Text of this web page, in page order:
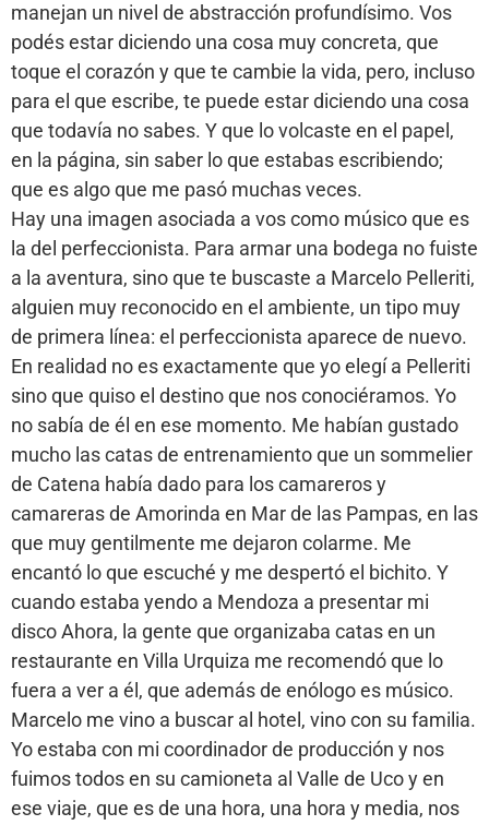
manejan un nivel de abstracción profundísimo. Vos
podés estar diciendo una cosa muy concreta, que
toque el corazón y que te cambie la vida, pero, incluso
para el que escribe, te puede estar diciendo una cosa
que todavía no sabes. Y que lo volcaste en el papel,
en la página, sin saber lo que estabas escribiendo;
que es algo que me pasó muchas veces.
Hay una imagen asociada a vos como músico que es
la del perfeccionista. Para armar una bodega no fuiste
a la aventura, sino que te buscaste a Marcelo Pelleriti,
alguien muy reconocido en el ambiente, un tipo muy
de primera línea: el perfeccionista aparece de nuevo.
En realidad no es exactamente que yo elegí a Pelleriti
sino que quiso el destino que nos conociéramos. Yo
no sabía de él en ese momento. Me habían gustado
mucho las catas de entrenamiento que un sommelier
de Catena había dado para los camareros y
camareras de Amorinda en Mar de las Pampas, en las
que muy gentilmente me dejaron colarme. Me
encantó lo que escuché y me despertó el bichito. Y
cuando estaba yendo a Mendoza a presentar mi
disco Ahora, la gente que organizaba catas en un
restaurante en Villa Urquiza me recomendó que lo
fuera a ver a él, que además de enólogo es músico.
Marcelo me vino a buscar al hotel, vino con su familia.
Yo estaba con mi coordinador de producción y nos
fuimos todos en su camioneta al Valle de Uco y en
ese viaje, que es de una hora, una hora y media, nos